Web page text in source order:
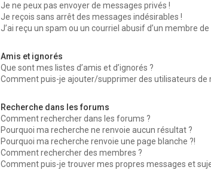
Je ne peux pas envoyer de messages privés !
Je reçois sans arrêt des messages indésirables !
J’ai reçu un spam ou un courriel abusif d’un membre
Amis et ignorés
Que sont mes listes d’amis et d’ignorés ?
Comment puis-je ajouter/supprimer des utilisateurs de
Recherche dans les forums
Comment rechercher dans les forums ?
Pourquoi ma recherche ne renvoie aucun résultat ?
Pourquoi ma recherche renvoie une page blanche ?!
Comment rechercher des membres ?
Comment puis-je trouver mes propres messages et